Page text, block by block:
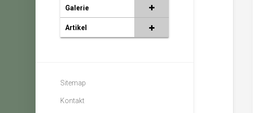
Galerie
Artikel
Sitemap
Kontakt